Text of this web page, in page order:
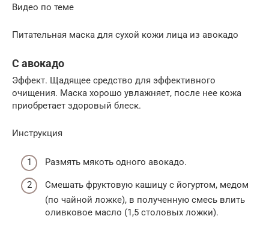
Видео по теме
Питательная маска для сухой кожи лица из авокадо
С авокадо
Эффект. Щадящее средство для эффективного
очищения. Маска хорошо увлажняет, после нее кожа
приобретает здоровый блеск.
Инструкция
Размять мякоть одного авокадо.
Смешать фруктовую кашицу с йогуртом, медом
(по чайной ложке), в полученную смесь влить
оливковое масло (1,5 столовых ложки).